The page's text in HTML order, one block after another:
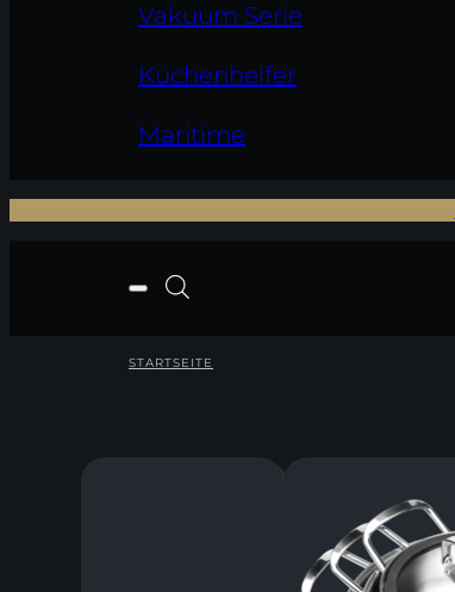
Vakuum Serie
Küchenhelfer
Maritime
STARTSEITE